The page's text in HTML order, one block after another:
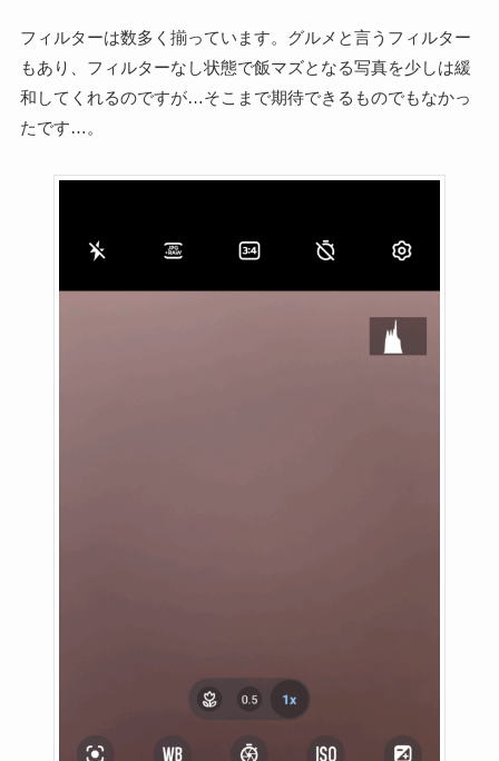
フィルターは数多く揃っています。グルメと言うフィルター
もあり、フィルターなし状態で飯マズとなる写真を少しは緩
和してくれるのですが…そこまで期待できるものでもなかっ
たです…。